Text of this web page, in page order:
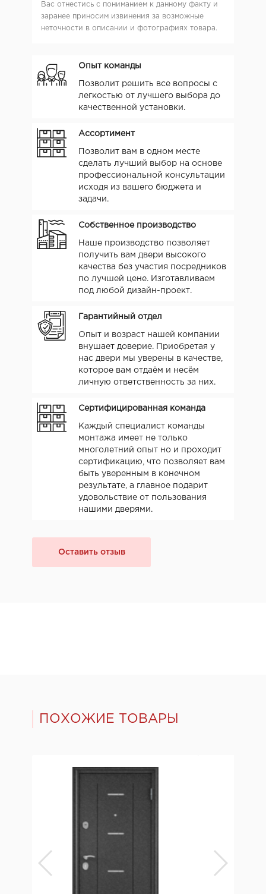
Вас отнестись с пониманием к данному факту и
заранее приносим извинения за возможные
неточности в описании и фотографиях товара.
Опыт команды
Позволит решить все вопросы с
легкостью от лучшего выбора до
качественной установки.
Ассортимент
Позволит вам в одном месте
сделать лучший выбор на основе
профессиональной консультации
исходя из вашего бюджета и
задачи.
Собственное производство
Наше производство позволяет
получить вам двери высокого
качества без участия посредников
по лучшей цене. Изготавливаем
под любой дизайн-проект.
Гарантийный отдел
Опыт и возраст нашей компании
внушает доверие. Приобретая у
нас двери мы уверены в качестве,
которое вам отдаём и несём
личную ответственность за них.
Сертифицированная команда
Каждый специалист команды
монтажа имеет не только
многолетний опыт но и проходит
сертификацию, что позволяет вам
быть уверенным в конечном
результате, а главное подарит
удовольствие от пользования
нашими дверями.
Оставить отзыв
ПОХОЖИЕ ТОВАРЫ